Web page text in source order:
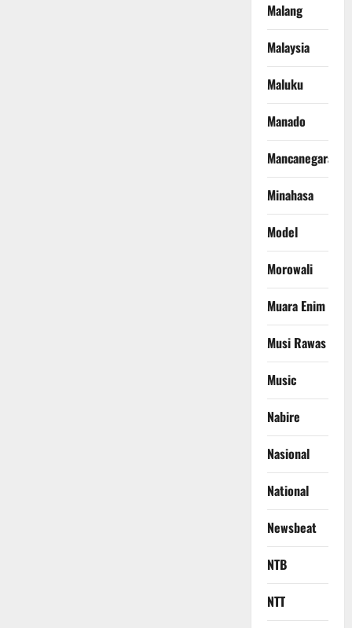
Malang
Malaysia
Maluku
Manado
Mancanegara
Minahasa
Model
Morowali
Muara Enim
Musi Rawas
Music
Nabire
Nasional
National
Newsbeat
NTB
NTT